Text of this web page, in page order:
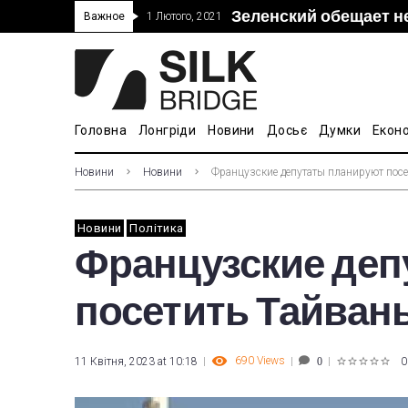
Важное 1 Лютого, 2021 Зеленский обещает
Прошло 5-тое
“Дочка” Beijing
В Украине ввели
Головна Лонгріди Новини Досьє Думки
Новини Новини Французские депутаты планируют
Новини Політика
Французские
посетить
11 Квітня, 2023 at 10:18 690 Views 0 0